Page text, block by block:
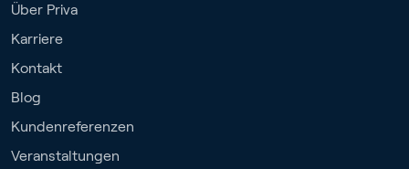
Über Priva
Karriere
Kontakt
Blog
Kundenreferenzen
Veranstaltungen